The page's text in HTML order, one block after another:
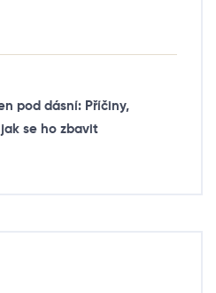
pod dásní: Příčiny,
se ho zbavit